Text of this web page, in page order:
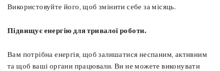
Використовуйте його, щоб змінити себе за місяць.
Підвищує енергію для тривалої роботи.
Вам потрібна енергія, щоб залишатися неспаним, активним
та щоб ваші органи працювали. Ви не можете виконувати